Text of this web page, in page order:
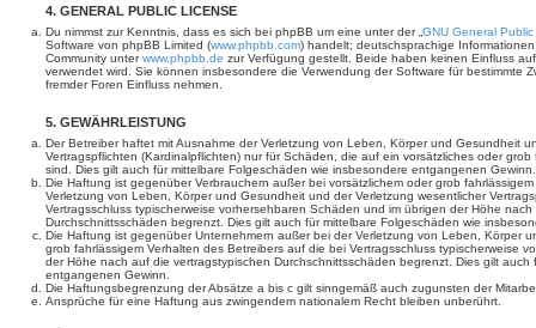
4. GENERAL PUBLIC LICENSE
Du nimmst zur Kenntnis, dass es sich bei phpBB um eine unter der „ GNU General
Software von phpBB Limited (www.phpbb.com) handelt; deutschsprachige
Community unterwww.phpbb.de zur Verfügung gestellt. Beide haben keinen Einfluss
verwendet wird. Sie können insbesondere die Verwendung der Software für bestimmte
fremder Foren Einfluss nehmen.
5. GEWÄHRLEISTUNG
Der Betreiber haftet mit Ausnahme der Verletzung von Leben, Körper und Gesundheit
Vertragspflichten (Kardinalpflichten) nur für Schäden, die auf ein vorsätzliches oder
sind. Dies gilt auch für mittelbare Folgeschäden wie insbesondere entgangenen Gewinn.
Die Haftung ist gegenüber Verbrauchern außer bei vorsätzlichem oder grob
Verletzung von Leben, Körper und Gesundheit und der Verletzung wesentlicher
Vertragsschluss typischerweise vorhersehbaren Schäden und im übrigen der Höhe
Durchschnittsschäden begrenzt. Dies gilt auch für mittelbare Folgeschäden wie
Die Haftung ist gegenüber Unternehmern außer bei der Verletzung von Leben, Körper
grob fahrlässigem Verhalten des Betreibers auf die bei Vertragsschluss typischerweise
der Höhe nach auf die vertragstypischen Durchschnittsschäden begrenzt. Dies gilt
entgangenen Gewinn.
Die Haftungsbegrenzung der Absätze a bis c gilt sinngemäß auch zugunsten der
Ansprüche für eine Haftung aus zwingendem nationalem Recht bleiben unberührt.